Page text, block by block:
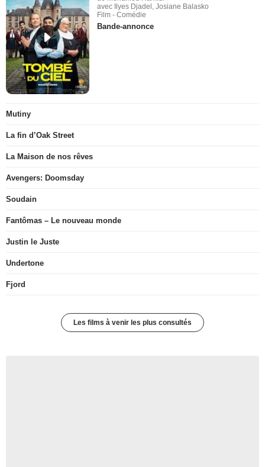
avec Ilyes Djadel, Josiane Balasko
Film - Comédie
Bande-annonce
Mutiny
La fin d’Oak Street
La Maison de nos rêves
Avengers: Doomsday
Soudain
Fantômas – Le nouveau monde
Justin le Juste
Undertone
Fjord
Les films à venir les plus consultés